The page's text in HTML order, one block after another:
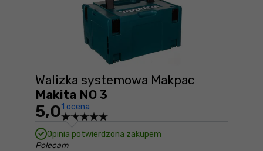
Walizka systemowa Makpac
Makita NO 3
5,01 ocena
Opinia potwierdzona zakupem
Polecam